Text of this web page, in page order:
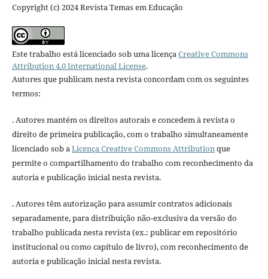
Copyright (c) 2024 Revista Temas em Educação
Este trabalho está licenciado sob uma licençaCreative Commons
Attribution 4.0 International License.
Autores que publicam nesta revista concordam com os seguintes
termos:
. Autores mantém os direitos autorais e concedem à revista o
direito de primeira publicação, com o trabalho simultaneamente
licenciado sob aLicença Creative Commons Attributionque
permite o compartilhamento do trabalho com reconhecimento da
autoria e publicação inicial nesta revista.
. Autores têm autorização para assumir contratos adicionais
separadamente, para distribuição não-exclusiva da versão do
trabalho publicada nesta revista (ex.: publicar em repositório
institucional ou como capítulo de livro), com reconhecimento de
autoria e publicação inicial nesta revista.